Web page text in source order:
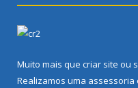
Muito mais que criar site ou
Realizamos uma assessoria